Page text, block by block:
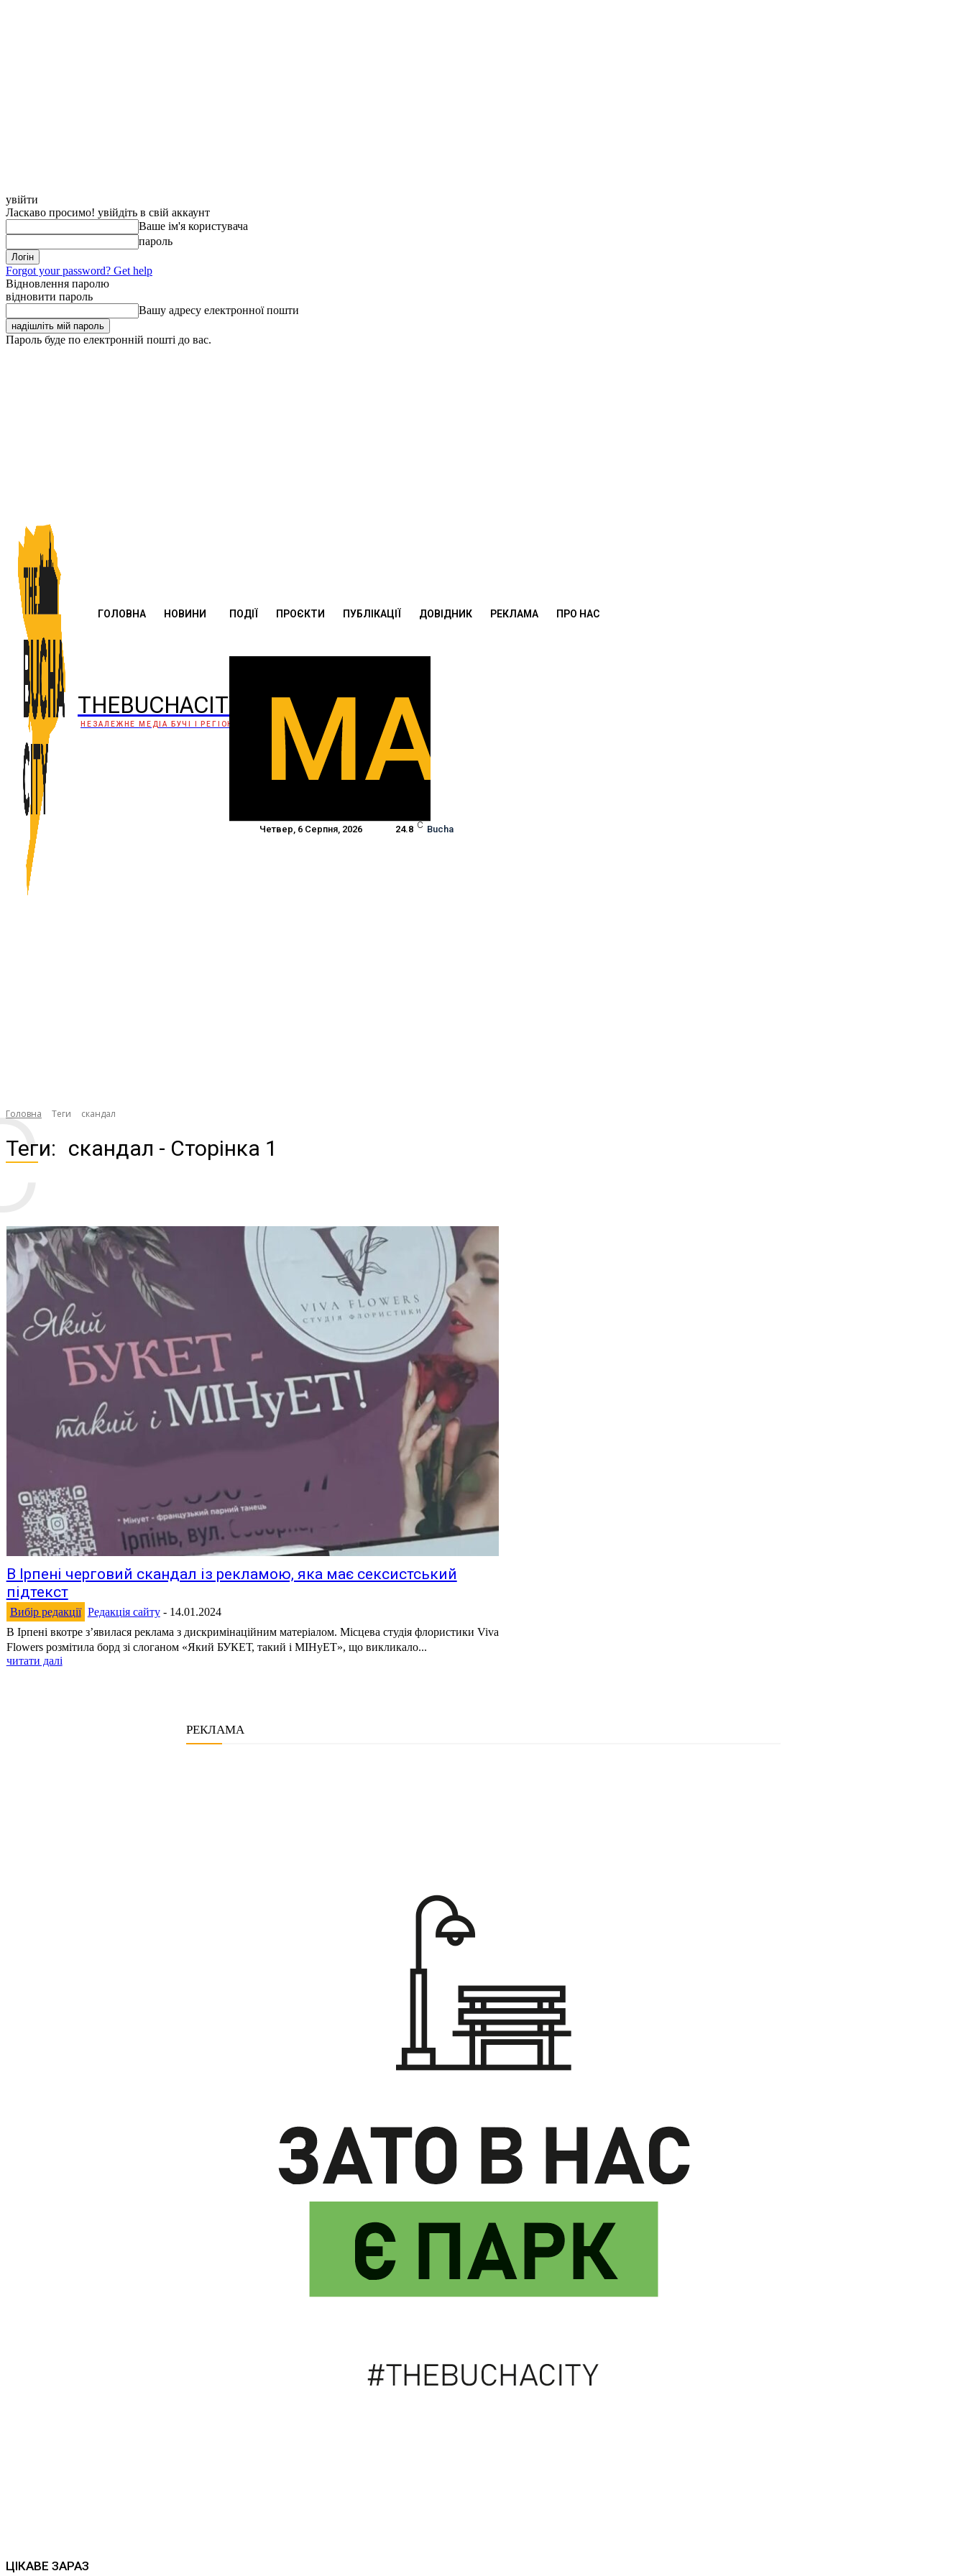
увійти
Ласкаво просимо! увійдіть в свій аккаунт
Ваше ім'я користувача
пароль
Forgot your password? Get help
Відновлення паролю
відновити пароль
Вашу адресу електронної пошти
Пароль буде по електронній пошті до вас.
THEBUCHACITY
НЕЗАЛЕЖНЕ МЕДІА БУЧІ І РЕГІОНУ
ГОЛОВНА НОВИНИ ПОДІЇ ПРОЄКТИ ПУБЛІКАЦІЇ ДОВІДНИК РЕКЛАМА ПРО НАС
Четвер, 6 Серпня, 2026 24.8 C Bucha
Головна Теги скандал
Теги: скандал - Сторінка 1
В Ірпені черговий скандал із рекламою, яка має сексистський
підтекст
Вибір редакції Редакція сайту - 14.01.2024
В Ірпені вкотре з’явилася реклама з дискримінаційним матеріалом. Місцева студія флористики Viva
Flowers розмітила борд зі слоганом «Який БУКЕТ, такий і МІНуЕТ», що викликало...
читати далі
РЕКЛАМА
ЦІКАВЕ ЗАРАЗ